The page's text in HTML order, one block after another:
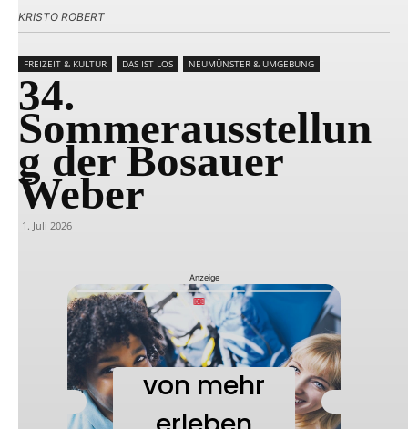
KRISTO ROBERT
FREIZEIT & KULTUR DAS IST LOS NEUMÜNSTER & UMGEBUNG
34.
Sommerausstellun
g der Bosauer
Weber
1. Juli 2026
Anzeige